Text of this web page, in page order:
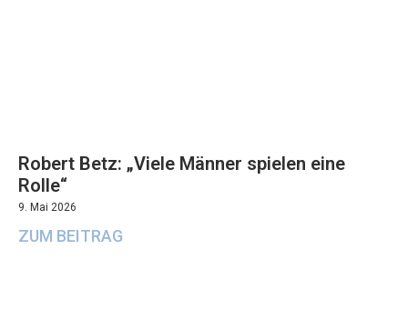
Robert Betz: „Viele Männer spielen eine
Rolle“
9. Mai 2026
ZUM BEITRAG